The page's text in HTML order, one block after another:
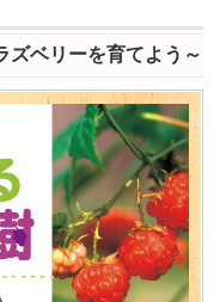
ズベリーを育てよう～